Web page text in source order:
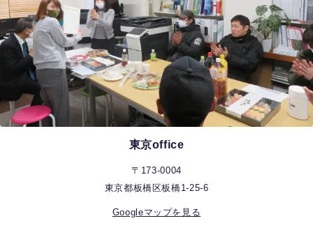
東京office
〒173-0004
東京都板橋区板橋1-25-6
Googleマップを見る